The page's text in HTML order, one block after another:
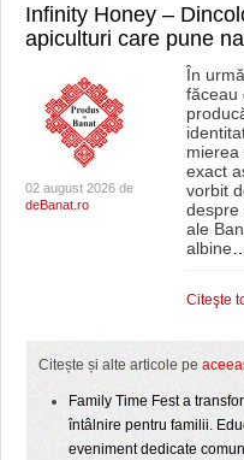
Infinity Honey –
apiculturi care pune
02 august 2026 de
deBanat.ro
În
făceau
mierea
exact
vorbit
despre
ale
albine…
Citeşte
Citește și alte articole pe
Family Time Fest a
întâlnire pentru familii.
eveniment dedicate